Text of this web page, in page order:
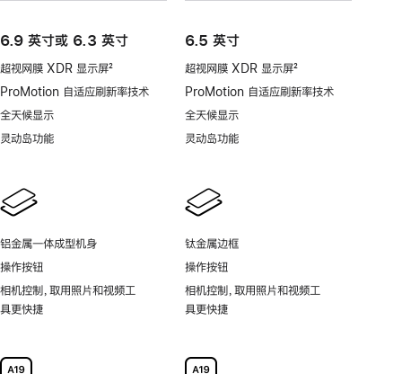
6.9 英寸或 6.3 英寸
超视网膜 XDR 显示屏
脚
2
ProMotion 自适应刷新率技术
全天候显示
灵动岛功能
铝金属一体成型机身
操作按钮
相机控制，取用照片和视频工
具更快捷
6.5 英寸
超视网膜 XDR 显示屏
脚
2
ProMotion 自适应刷新率技术
全天候显示
灵动岛功能
钛金属边框
操作按钮
相机控制，取用照片和视频工
具更快捷